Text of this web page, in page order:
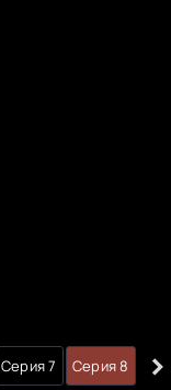
Серия 7 Серия 8 ›